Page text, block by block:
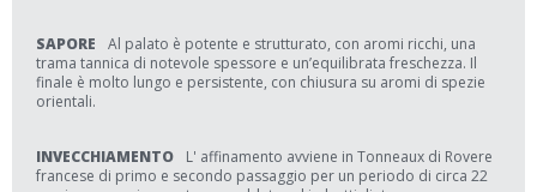
SAPORE
Al palato è potente e strutturato, con aromi ricchi, una
trama tannica di notevole spessore e un’equilibrata freschezza. Il
finale è molto lungo e persistente, con chiusura su aromi di spezie
orientali.
INVECCHIAMENTO
L' affinamento avviene in Tonneaux di Rovere
francese di primo e secondo passaggio per un periodo di circa 22